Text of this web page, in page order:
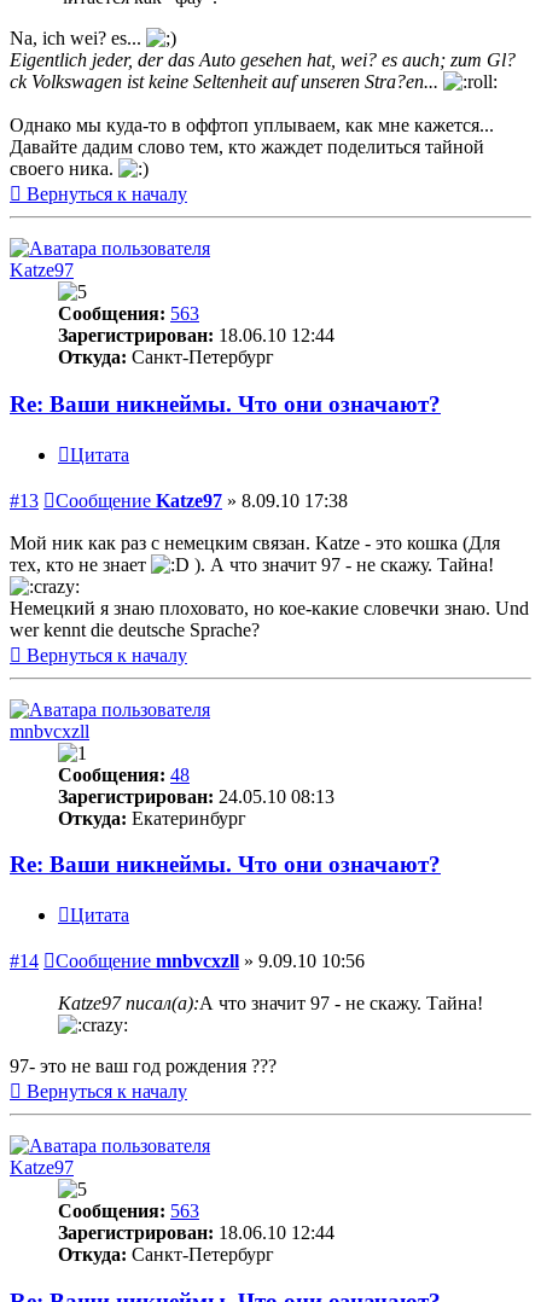
Na, ich wei? es...
Eigentlich jeder, der das Auto gesehen hat, wei? es auch; zum Gl?
ck Volkswagen ist keine Seltenheit auf unseren Stra?en...
Однако мы куда-то в оффтоп уплываем, как мне кажется...
Давайте дадим слово тем, кто жаждет поделиться тайной
своего ника.
Вернуться к началу
Katze97
Сообщения: 563
Зарегистрирован: 18.06.10 12:44
Откуда: Санкт-Петербург
Re: Ваши никнеймы. Что они означают?
Цитата
#13 Сообщение Katze97 » 8.09.10 17:38
Мой ник как раз с немецким связан. Katze - это кошка (Для
тех, кто не знает
). А что значит 97 - не скажу. Тайна!
Немецкий я знаю плоховато, но кое-какие словечки знаю. Und
wer kennt die deutsche Sprache?
Вернуться к началу
mnbvcxzll
Сообщения: 48
Зарегистрирован: 24.05.10 08:13
Откуда: Екатеринбург
Re: Ваши никнеймы. Что они означают?
Цитата
#14 Сообщение mnbvcxzll » 9.09.10 10:56
Katze97 писал(а):А что значит 97 - не скажу. Тайна!
97- это не ваш год рождения ???
Вернуться к началу
Katze97
Сообщения: 563
Зарегистрирован: 18.06.10 12:44
Откуда: Санкт-Петербург